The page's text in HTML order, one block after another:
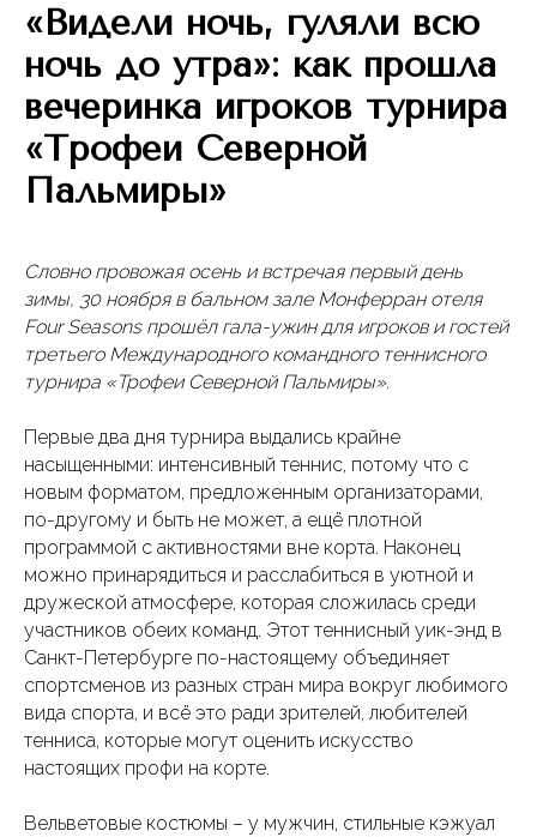
«Видели ночь, гуляли всю
ночь до утра»: как прошла
вечеринка игроков турнира
«Трофеи Северной
Пальмиры»
Словно провожая осень и встречая первый день
зимы, 30 ноября в бальном зале Монферран отеля
Four Seasons прошёл гала-ужин для игроков и гостей
третьего Международного командного теннисного
турнира «Трофеи Северной Пальмиры».
Первые два дня турнира выдались крайне
насыщенными: интенсивный теннис, потому что с
новым форматом, предложенным организаторами,
по-другому и быть не может, а ещё плотной
программой с активностями вне корта. Наконец
можно принарядиться и расслабиться в уютной и
дружеской атмосфере, которая сложилась среди
участников обеих команд. Этот теннисный уик-энд в
Санкт-Петербурге по-настоящему объединяет
спортсменов из разных стран мира вокруг любимого
вида спорта, и всё это ради зрителей, любителей
тенниса, которые могут оценить искусство
настоящих профи на корте.
Вельветовые костюмы – у мужчин, стильные кэжуал